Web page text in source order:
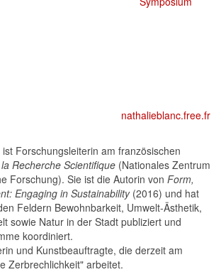
nathalieblanc.free.fr
ist Forschungsleiterin am französischen
Recherche Scientifique (Nationales Zentrum
Forschung). Sie ist die Autorin von Form,
Engaging in Sustainability(2016) und hat
Feldern Bewohnbarkeit, Umwelt-Ästhetik,
sowie Natur in der Stadt publiziert und
koordiniert.
und Kunstbeauftragte, die derzeit am
Zerbrechlichkeit" arbeitet.